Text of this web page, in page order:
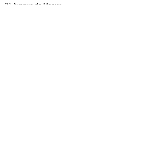
21 Avenue de Meaux